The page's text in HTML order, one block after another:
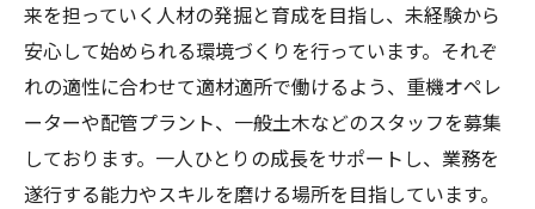
来を担っていく人材の発掘と育成を目指し、未経験から
安心して始められる環境づくりを行っています。それぞ
れの適性に合わせて適材適所で働けるよう、重機オペレ
ーターや配管プラント、一般土木などのスタッフを募集
しております。一人ひとりの成長をサポートし、業務を
遂行する能力やスキルを磨ける場所を目指しています。